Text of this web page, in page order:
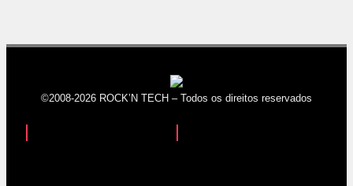
©2008-2026 ROCK’N TECH – Todos os direitos reservados